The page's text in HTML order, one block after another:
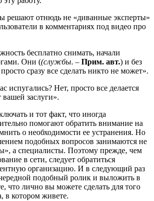
решают отнюдь не «диванные эксперты»
в комментариях под видео про
бесплатно снимать, начали
Они ((службы. – Прим. авт.) и без
сразу все сделать никто не может».
испугались? Нет, просто все делается
вашей заслуги».
и тот факт, что иногда
помогают обратить внимание на
о необходимости ее устранения. Но
подобных вопросов занимаются не
а специалисты. Поэтому прежде, чем
в сети, следует обратиться
организацию. И в следующий раз
подобный ролик и выложить в
что лично вы можете сделать для того
в котором живете.